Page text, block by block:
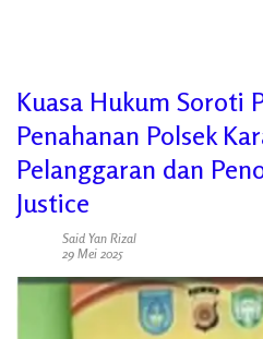
Kuasa Hukum Soroti
Penahanan Polsek
Pelanggaran dan
Justice
Said Yan Rizal
29 Mei 2025